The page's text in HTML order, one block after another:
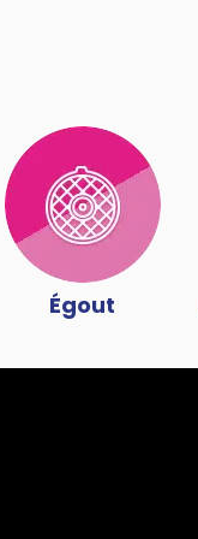
Égout